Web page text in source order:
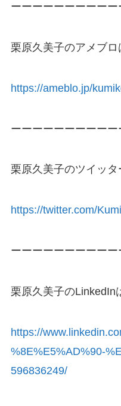
ーーーーーーーーー
栗原久美子のアメブロ
https://ameblo.jp/
ーーーーーーーーー
栗原久美子のツイッタ
https://twitter.com/
ーーーーーーーーー
栗原久美子のLinkedIn
https://
%8E%E5%AD%90-
596836249/